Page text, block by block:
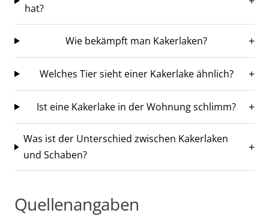
hat?
Wie bekämpft man Kakerlaken?
Welches Tier sieht einer Kakerlake ähnlich?
Ist eine Kakerlake in der Wohnung schlimm?
Was ist der Unterschied zwischen Kakerlaken
und Schaben?
Quellenangaben